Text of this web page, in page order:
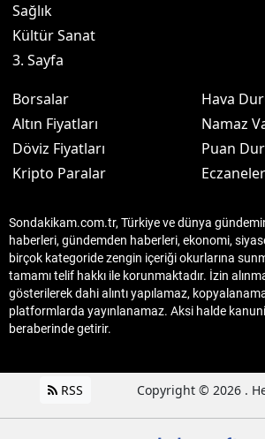
Sağlık
Kültür Sanat
3. Sayfa
Borsalar
Altın Fiyatları
Döviz Fiyatları
Kripto Paralar
Hava
Namaz
Puan
Eczaneler
Sondakikam.com.tr, Türkiye ve dünya
haberleri, gündemden haberleri, ekonomi,
birçok kategoride zengin içeriği okurlarına
tamamı telif hakkı ile korunmaktadır. İzin
gösterilerek dahi alıntı yapılamaz,
platformlarda yayınlanamaz. Aksi halde kanuni
beraberinde getirir.
RSS Copyright © 2026 .